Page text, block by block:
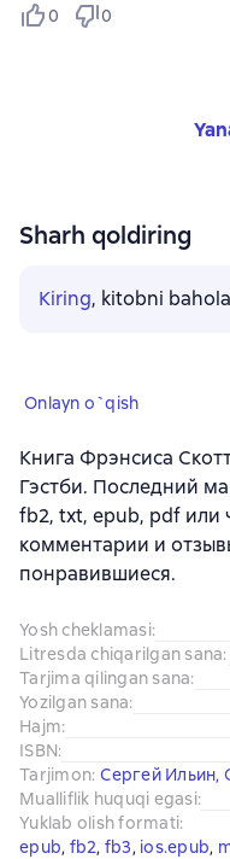
0
0
Sharh qoldiring
Kiring, kitobni
Onlayn o`qish
Книга Фрэнсиса
Гэстби. Последний
fb2, txt, epub, pdf или
комментарии и
понравившиеся.
Yosh cheklamasi:
Litresda chiqarilgan sana:
Tarjima qilingan sana:
Yozilgan sana:
Hajm:
ISBN:
Tarjimon: Сергей Ильин,
Mualliflik huquqi egasi:
Yuklab olish formati:
epub, fb2, fb3, ios.epub,